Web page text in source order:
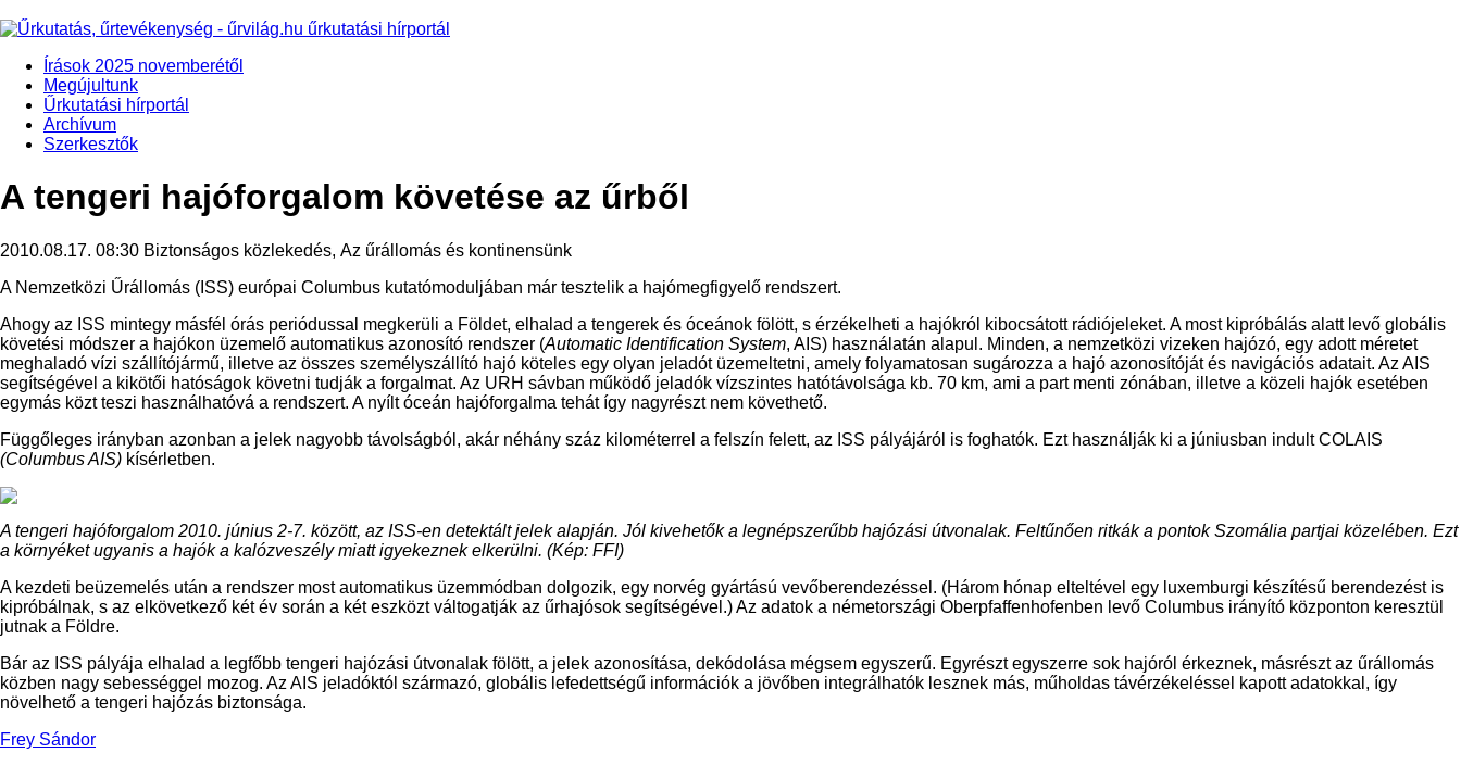
Írások 2025 novemberétől
Megújultunk
Űrkutatási hírportál
Archívum
Szerkesztők
A tengeri hajóforgalom követése az űrből
2010.08.17. 08:30 Biztonságos közlekedés, Az űrállomás és kontinensünk
A Nemzetközi Űrállomás (ISS) európai Columbus kutatómoduljában már tesztelik a hajómegfigyelő rendszert.
Ahogy az ISS mintegy másfél órás periódussal megkerüli a Földet, elhalad a tengerek és óceánok fölött, s érzékelheti a hajókról kibocsátott rádiójeleket. A most kipróbálás alatt levő globális
követési módszer a hajókon üzemelő automatikus azonosító rendszer (Automatic Identification System, AIS) használatán alapul. Minden, a nemzetközi vizeken hajózó, egy adott méretet
meghaladó vízi szállítójármű, illetve az összes személyszállító hajó köteles egy olyan jeladót üzemeltetni, amely folyamatosan sugározza a hajó azonosítóját és navigációs adatait. Az AIS
segítségével a kikötői hatóságok követni tudják a forgalmat. Az URH sávban működő jeladók vízszintes hatótávolsága kb. 70 km, ami a part menti zónában, illetve a közeli hajók esetében
egymás közt teszi használhatóvá a rendszert. A nyílt óceán hajóforgalma tehát így nagyrészt nem követhető.
Függőleges irányban azonban a jelek nagyobb távolságból, akár néhány száz kilométerrel a felszín felett, az ISS pályájáról is foghatók. Ezt használják ki a júniusban indult COLAIS
(Columbus AIS) kísérletben.
A tengeri hajóforgalom 2010. június 2-7. között, az ISS-en detektált jelek alapján. Jól kivehetők a legnépszerűbb hajózási útvonalak. Feltűnően ritkák a pontok Szomália partjai közelében. Ezt
a környéket ugyanis a hajók a kalózveszély miatt igyekeznek elkerülni. (Kép: FFI)
A kezdeti beüzemelés után a rendszer most automatikus üzemmódban dolgozik, egy norvég gyártású vevőberendezéssel. (Három hónap elteltével egy luxemburgi készítésű berendezést is
kipróbálnak, s az elkövetkező két év során a két eszközt váltogatják az űrhajósok segítségével.) Az adatok a németországi Oberpfaffenhofenben levő Columbus irányító központon keresztül
jutnak a Földre.
Bár az ISS pályája elhalad a legfőbb tengeri hajózási útvonalak fölött, a jelek azonosítása, dekódolása mégsem egyszerű. Egyrészt egyszerre sok hajóról érkeznek, másrészt az űrállomás
közben nagy sebességgel mozog. Az AIS jeladóktól származó, globális lefedettségű információk a jövőben integrálhatók lesznek más, műholdas távérzékeléssel kapott adatokkal, így
növelhető a tengeri hajózás biztonsága.
Frey Sándor